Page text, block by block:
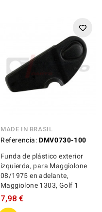
MADE IN BRASIL
Referencia: DMV0730-100
Funda de plástico exterior
izquierda, para Maggiolone
08/1975 en adelante,
Maggiolone 1303, Golf 1
7,98 €